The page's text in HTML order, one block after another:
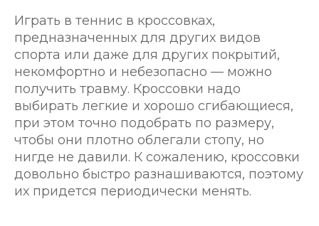
Играть в теннис в кроссовках,
предназначенных для других видов
спорта или даже для других покрытий,
некомфортно и небезопасно — можно
получить травму. Кроссовки надо
выбирать легкие и хорошо сгибающиеся,
при этом точно подобрать по размеру,
чтобы они плотно облегали стопу, но
нигде не давили. К сожалению, кроссовки
довольно быстро разнашиваются, поэтому
их придется периодически менять.